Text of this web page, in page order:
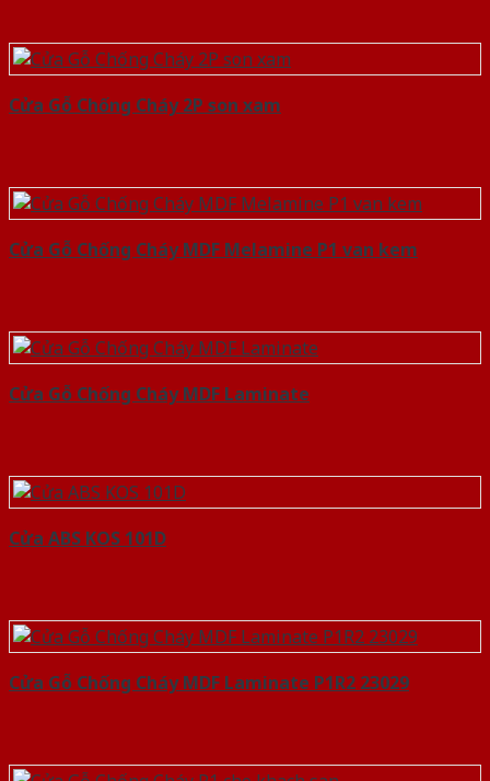
Cửa Gỗ Chống Cháy 2P son xam
Cửa Gỗ Chống Cháy MDF Melamine P1 van kem
Cửa Gỗ Chống Cháy MDF Laminate
Cửa ABS KOS 101D
Cửa Gỗ Chống Cháy MDF Laminate P1R2 23029